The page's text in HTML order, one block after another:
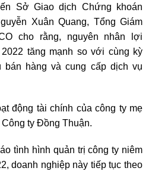
Sở Giao dịch Chứng khoán
Xuân Quang, Tổng Giám
cho rằng, nguyên nhân lợi
tăng mạnh so với cùng kỳ
bán hàng và cung cấp dịch vụ
động tài chính của công ty mẹ
ty Đồng Thuận.
tình hình quản trị công ty niêm
doanh nghiệp này tiếp tục theo